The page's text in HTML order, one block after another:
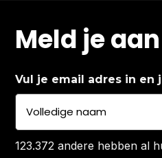
Meld je
Vul je email adres in
123.372 andere hebben al